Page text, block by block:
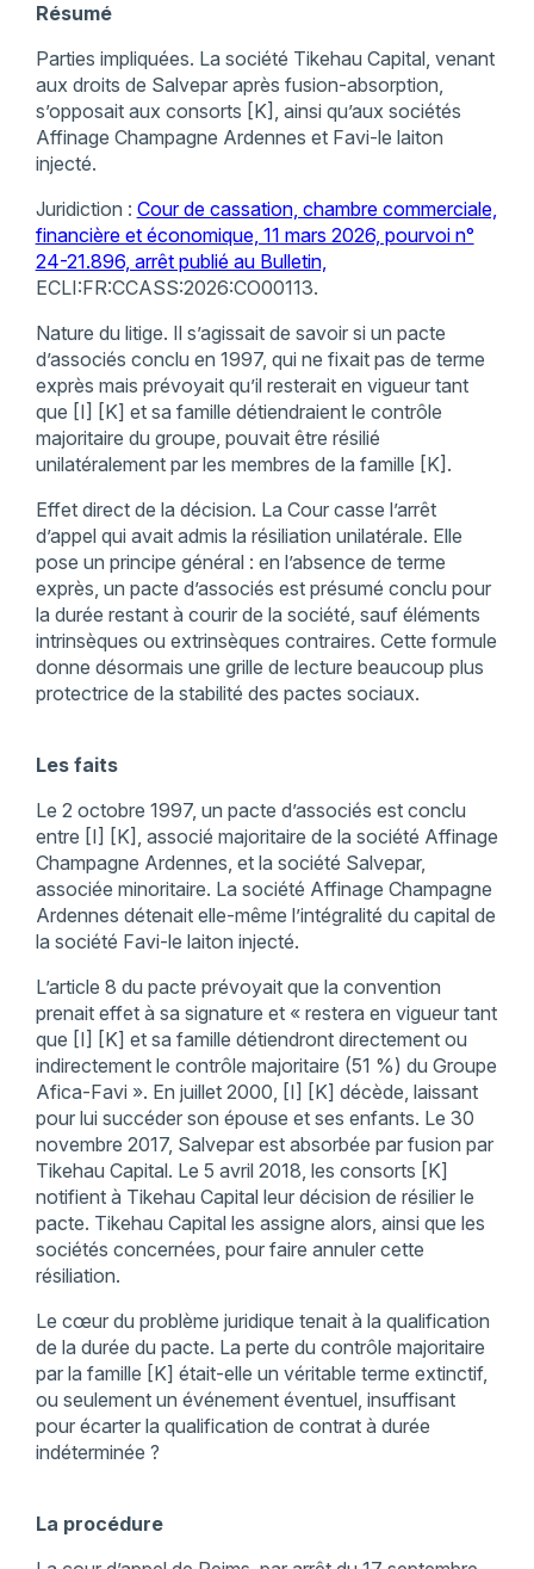
Résumé
Parties impliquées. La société Tikehau Capital, venant
aux droits de Salvepar après fusion-absorption,
s’opposait aux consorts [K], ainsi qu’aux sociétés
Affinage Champagne Ardennes et Favi-le laiton
injecté.
Juridiction : Cour de cassation, chambre commerciale,
financière et économique, 11 mars 2026, pourvoi n°
24-21.896, arrêt publié au Bulletin,
ECLI:FR:CCASS:2026:CO00113.
Nature du litige. Il s’agissait de savoir si un pacte
d’associés conclu en 1997, qui ne fixait pas de terme
exprès mais prévoyait qu’il resterait en vigueur tant
que [I] [K] et sa famille détiendraient le contrôle
majoritaire du groupe, pouvait être résilié
unilatéralement par les membres de la famille [K].
Effet direct de la décision. La Cour casse l’arrêt
d’appel qui avait admis la résiliation unilatérale. Elle
pose un principe général : en l’absence de terme
exprès, un pacte d’associés est présumé conclu pour
la durée restant à courir de la société, sauf éléments
intrinsèques ou extrinsèques contraires. Cette formule
donne désormais une grille de lecture beaucoup plus
protectrice de la stabilité des pactes sociaux.
Les faits
Le 2 octobre 1997, un pacte d’associés est conclu
entre [I] [K], associé majoritaire de la société Affinage
Champagne Ardennes, et la société Salvepar,
associée minoritaire. La société Affinage Champagne
Ardennes détenait elle-même l’intégralité du capital de
la société Favi-le laiton injecté.
L’article 8 du pacte prévoyait que la convention
prenait effet à sa signature et « restera en vigueur tant
que [I] [K] et sa famille détiendront directement ou
indirectement le contrôle majoritaire (51 %) du Groupe
Afica-Favi ». En juillet 2000, [I] [K] décède, laissant
pour lui succéder son épouse et ses enfants. Le 30
novembre 2017, Salvepar est absorbée par fusion par
Tikehau Capital. Le 5 avril 2018, les consorts [K]
notifient à Tikehau Capital leur décision de résilier le
pacte. Tikehau Capital les assigne alors, ainsi que les
sociétés concernées, pour faire annuler cette
résiliation.
Le cœur du problème juridique tenait à la qualification
de la durée du pacte. La perte du contrôle majoritaire
par la famille [K] était-elle un véritable terme extinctif,
ou seulement un événement éventuel, insuffisant
pour écarter la qualification de contrat à durée
indéterminée ?
La procédure